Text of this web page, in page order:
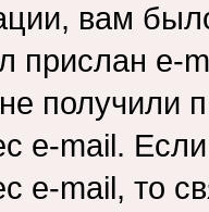
вам
прислан e-
получили
e-mail.
e-mail, то